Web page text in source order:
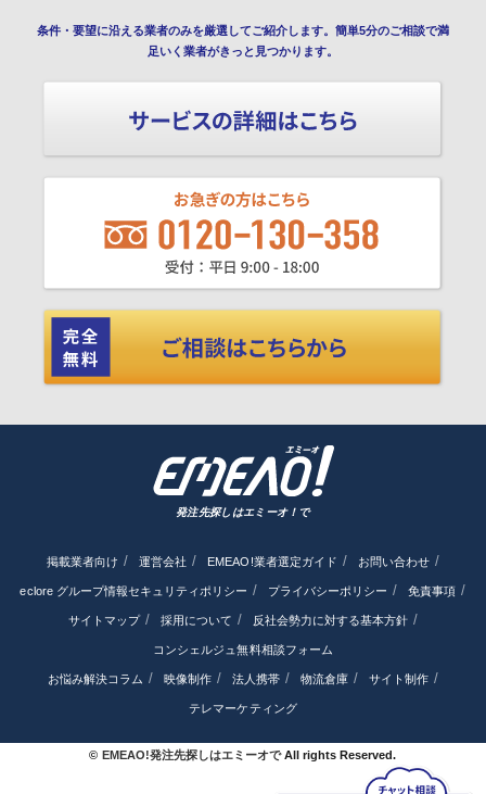
条件・要望に沿える業者のみを厳選してご紹介します。簡単5分のご相談で満
足いく業者がきっと見つかります。
発注先探しはエミーオ！で
掲載業者向け 運営会社 EMEAO!業者選定ガイド お問い合わせ
eclore グループ情報セキュリティポリシー プライバシーポリシー 免責事項
サイトマップ 採用について 反社会勢力に対する基本方針
コンシェルジュ無料相談フォーム
お悩み解決コラム 映像制作 法人携帯 物流倉庫 サイト制作
テレマーケティング
© EMEAO!発注先探しはエミーオでAll rights Reserved.